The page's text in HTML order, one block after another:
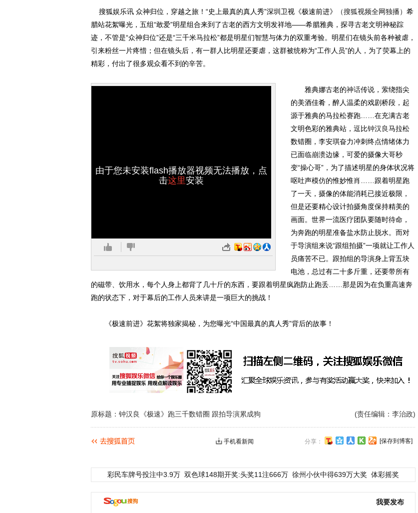
搜狐娱乐讯 众神归位，穿越之旅！“史上最真的真人秀”深圳卫视《极速前进》 （搜狐视频全网独播） 希
腊站花絮曝光，五组“敢爱”明星组合来到了古老的西方文明发祥地——希腊雅典，探寻古老文明神秘踪
迹，不管是“众神归位”还是“三千米马拉松”都是明星们智慧与体力的双重考验。明星们在镜头前各种被虐，
引来粉丝一片疼惜；但在镜头后，有一群人比明星还要虐，这群被统称为“工作人员”的人，为了荧幕上的
精彩，付出了很多观众看不到的辛苦。
由于您未安装flash播放器视频无法播放，点
击这里安装
雅典娜古老的神话传说，萦绕指尖
的美酒佳肴，醉人温柔的戏剧桥段，起
源于雅典的马拉松赛跑……在充满古老
文明色彩的雅典站，逗比钟汉良马拉松
数错圈，李安琪奋力冲刺终点情绪体力
已面临崩溃边缘，可爱的摄像大哥秒
变“操心哥”，为了描述明星的身体状况将
呕吐声模仿的惟妙惟肖……跟着明星跑
了一天，摄像的体能消耗已接近极限，
但是还要精心设计拍摄角度保持精美的
画面。世界一流医疗团队要随时待命，
为奔跑的明星准备盐水防止脱水。而对
于导演组来说“跟组拍摄”一项就让工作人
员痛苦不已。跟拍组的导演身上背五块
电池，总过有二十多斤重，还要带所有
的磁带、饮用水，每个人身上都背了几十斤的东西，要跟着明星疯跑防止跑丢……那是因为在负重高速奔
跑的状态下，对于幕后的工作人员来讲是一项巨大的挑战！
《极速前进》花絮将独家揭秘，为您曝光“中国最真的真人秀”背后的故事！
(责任编辑：李治政)
原标题：钟汉良《极速》跑三千数错圈 跟拍导演累成狗
分享： [保存到博客]
手机看新闻
彩民车牌号投注中3.9万 双色球148期开奖:头奖11注666万 徐州小伙中得639万大奖 体彩摇奖
我要发布